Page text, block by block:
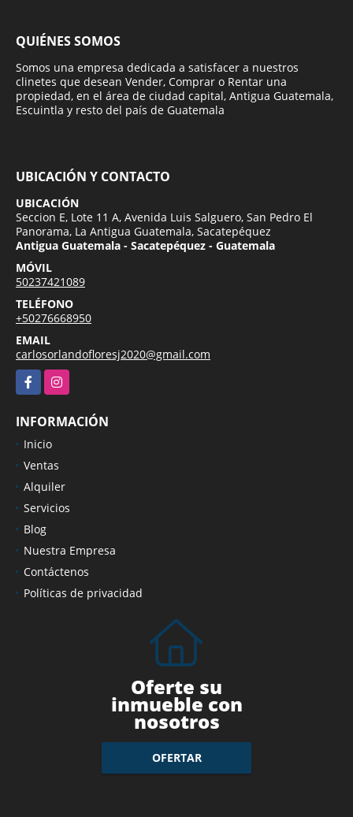
QUIÉNES SOMOS
Somos una empresa dedicada a satisfacer a nuestros
clinetes que desean Vender, Comprar o Rentar una
propiedad, en el área de ciudad capital, Antigua Guatemala,
Escuintla y resto del país de Guatemala
UBICACIÓN Y CONTACTO
UBICACIÓN
Seccion E, Lote 11 A, Avenida Luis Salguero, San Pedro El
Panorama, La Antigua Guatemala, Sacatepéquez
Antigua Guatemala - Sacatepéquez - Guatemala
MÓVIL
50237421089
TELÉFONO
+50276668950
EMAIL
carlosorlandofloresj2020@gmail.com
FacebookInstagram
INFORMACIÓN
Inicio
Ventas
Alquiler
Servicios
Blog
Nuestra Empresa
Contáctenos
Políticas de privacidad
Oferte su
inmueble con
nosotros
OFERTAR